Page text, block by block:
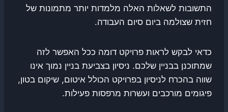
התשובות לשאלות האלה מלמדות יותר מתמונות של
חזית שצולמה ביום סיום העבודה.
כדאי לבקש לראות פרויקט דומה ככל האפשר לזה
שמתוכנן בבניין שלכם. ניסיון בצביעת בניין נמוך אינו
שווה בהכרח לניסיון בפרויקט הכולל איטום, שיקום בטון,
פיגומים מורכבים ועשרות מרפסות פעילות.